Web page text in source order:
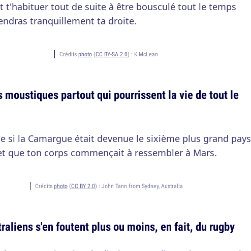
t'habituer tout de suite à être bousculé tout le temps
tranquillement ta droite.
Crédits photo (CC BY-SA 2.0) : K McLean
moustiques partout qui pourrissent la vie de tout le
si la Camargue était devenue le sixième plus grand pays
que ton corps commençait à ressembler à Mars.
Crédits photo(CC BY 2.0) : John Tann from Sydney, Australia
s'en foutent plus ou moins, en fait, du rugby